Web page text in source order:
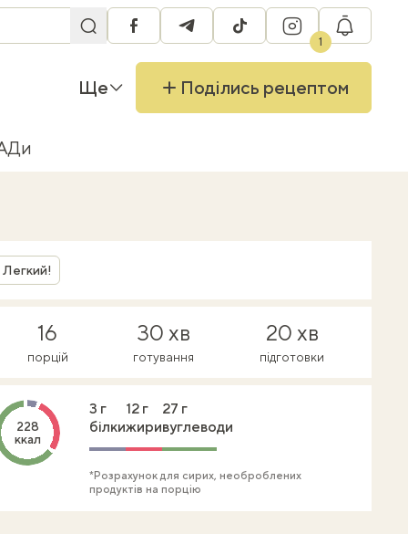
facebooktelegramtiktok instagram
1
Ще Поділись рецептом
Легкий!
16
порцій
30 хв
готування
20 хв
підготовки
228
ккал
3 г
білки
12 г
жири
27 г
вуглеводи
*Розрахунок для сирих, необроблених
продуктів на порцію